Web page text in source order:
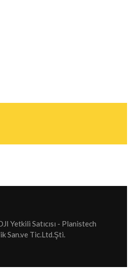
Yetkili Satıcısı - Planistech
San.ve Tic.Ltd.Şti.